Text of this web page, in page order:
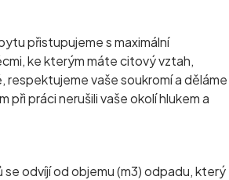
přistupujeme s maximální
ke kterým máte citový vztah,
respektujeme vaše soukromí a děláme
při práci nerušili vaše okolí hlukem a
odvíjí od objemu (m3) odpadu, který